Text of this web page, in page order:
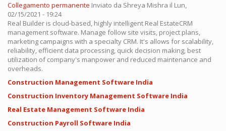
Collegamento permanente Inviato da Shreya Mishra il Lun,
02/15/2021 - 19:24
Real Builder is cloud-based, highly intelligent Real EstateCRM
management software. Manage follow site visits, project plans,
marketing campaigns with a specialty CRM. It's allows for scalability,
reliability, efficient data processing, quick decision making, best
utilization of company's manpower and reduced maintenance and
overheads.
Construction Management Software India
Construction Inventory Management Software India
Real Estate Management Software India
Construction Payroll Software India